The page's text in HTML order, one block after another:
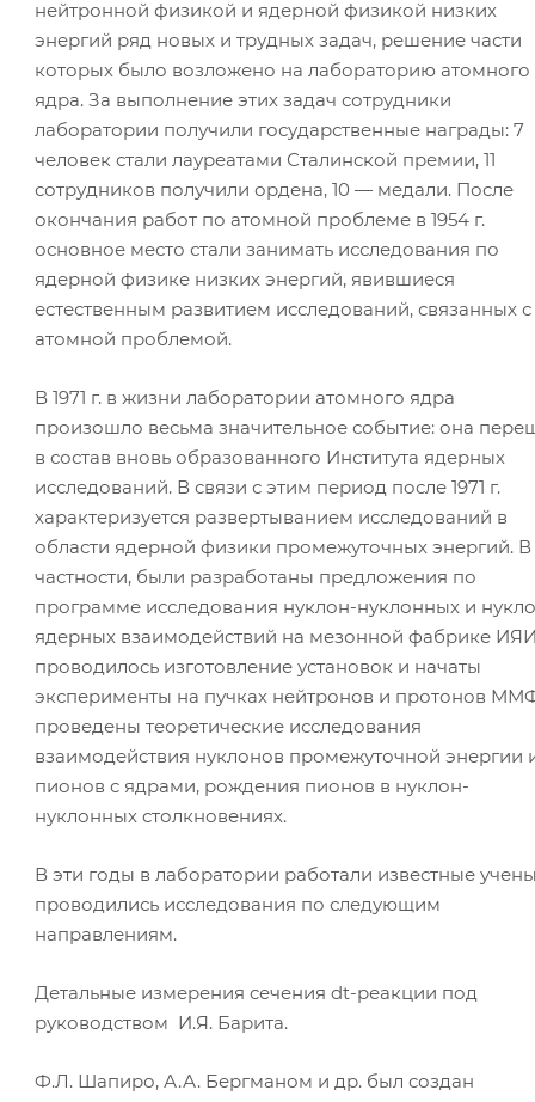
нейтронной физикой и ядерной физикой низких
энергий ряд новых и трудных задач, решение части
которых было возложено на лабораторию атомного
ядра. За выполнение этих задач сотрудники
лаборатории получили государственные награды: 7
человек стали лауреатами Сталинской премии, 11
сотрудников получили ордена, 10 — медали. После
окончания работ по атомной проблеме в 1954 г.
основное место стали занимать исследования по
ядерной физике низких энергий, явившиеся
естественным развитием исследований, связанных с
атомной проблемой.
В 1971 г. в жизни лаборатории атомного ядра
произошло весьма значительное событие: она
в состав вновь образованного Института ядерных
исследований. В связи с этим период после 1971 г.
характеризуется развертыванием исследований в
области ядерной физики промежуточных энергий. В
частности, были разработаны предложения по
программе исследования нуклон-нуклонных и
ядерных взаимодействий на мезонной фабрике
проводилось изготовление установок и начаты
эксперименты на пучках нейтронов и протонов
проведены теоретические исследования
взаимодействия нуклонов промежуточной энергии
пионов с ядрами, рождения пионов в нуклон-
нуклонных столкновениях.
В эти годы в лаборатории работали известные
проводились исследования по следующим
направлениям.
Детальные измерения сечения dt-реакции под
руководством И.Я. Барита.
Ф.Л. Шапиро, А.А. Бергманом и др. был создан